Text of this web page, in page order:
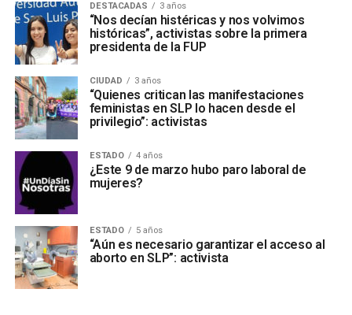
DESTACADAS 3 años
“Nos decían histéricas y nos volvimos
históricas”, activistas sobre la primera
presidenta de la FUP
CIUDAD 3 años
“Quienes critican las manifestaciones
feministas en SLP lo hacen desde el
privilegio”: activistas
ESTADO 4 años
¿Este 9 de marzo hubo paro laboral de
mujeres?
ESTADO 5 años
“Aún es necesario garantizar el acceso al
aborto en SLP”: activista